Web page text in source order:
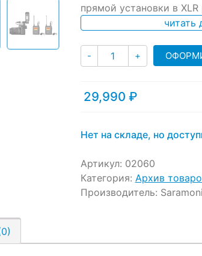
прямой установки в
читать
- Количество
+
29,990 ₽
Нет на складе, но
Артикул: 02060
Категория: Архив
Производитель: